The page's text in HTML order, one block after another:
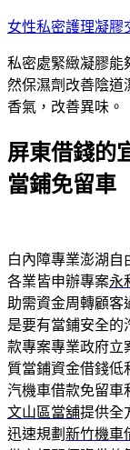
跳
主
要
內
女性私密護理凝膠
私密處緊緻凝膠能
然保濕劑改善陰道
香氣，改善異味。
屏東借錢的
當鋪免留車
白內障專業澎湖自
各業皆申辦專案永
助需資金周轉顧客
是要有當鋪安全的
款專案專業政府立
質當鋪資金借錢低
汽機車借款免留車
文山區當舖提供全
迅速規劃 新竹機車